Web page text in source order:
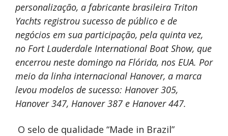
personalização, a fabricante brasileira Triton
Yachts registrou sucesso de público e de
negócios em sua participação, pela quinta vez,
no Fort Lauderdale International Boat Show, que
encerrou neste domingo na Flórida, nos EUA. Por
meio da linha internacional Hanover, a marca
levou modelos de sucesso: Hanover 305,
Hanover 347, Hanover 387 e Hanover 447.
O selo de qualidade “Made in Brazil”